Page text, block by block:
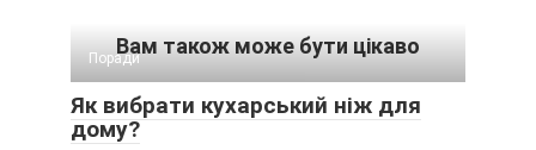
Вам також може бути цікаво
Поради
Як вибрати кухарський ніж для
дому?